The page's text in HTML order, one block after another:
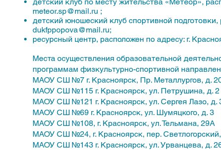
meteor.sp@mail.ru ;
детский юношеский клуб спортивной
dukfppopova@mail.ru;
ресурсный центр, расположен по адресу: г.
Места осуществления образовательной
программам физкультурно-спортивной
МАОУ СШ №7 г. Красноярск, Пр. Металлургов, д.
МАОУ СШ №115 г. Красноярск, ул. Петрушина, д. 2
МАОУ СШ №121 г. Красноярск, ул. Сергея Лазо, д.
МАОУ СШ №69 г. Красноярск, ул. Шумяцкого, д. 3
МАОУ СШ №108, г. Красноярск, ул. Тельмана, 29А
МАОУ СШ №24, г. Красноярск, пер.
МАОУ СШ №143 г. Красноярск, ул. Урванцева, д.